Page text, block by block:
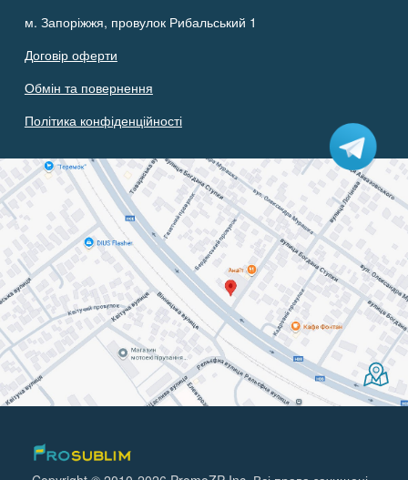
м. Запоріжжя, провулок Рибальський 1
Договір оферти
Обмін та повернення
Політика конфіденційності